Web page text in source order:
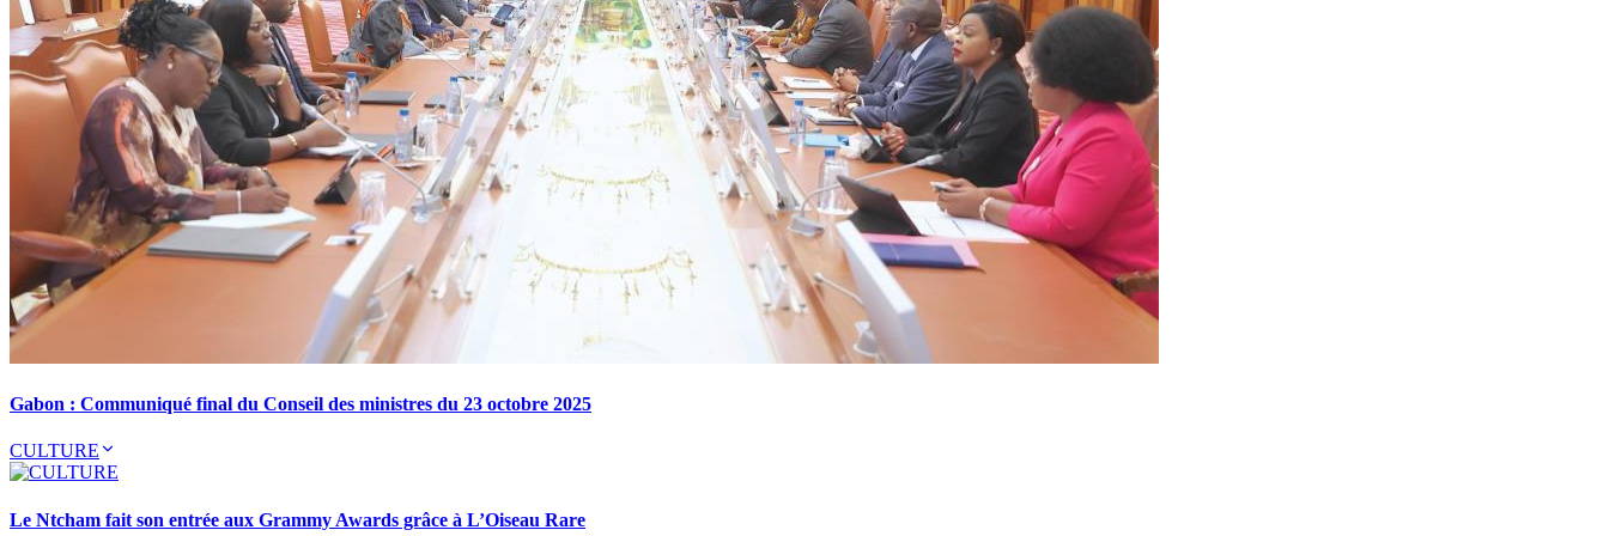
Gabon : Communiqué final du Conseil des ministres du 23 octobre 2025
CULTURE
Le Ntcham fait son entrée aux Grammy Awards grâce à L’Oiseau Rare